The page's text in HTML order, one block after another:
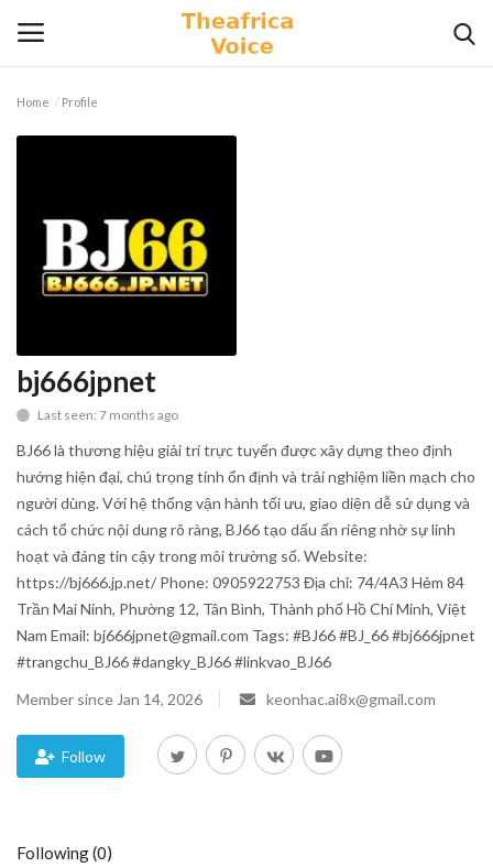
Contact
Lifestyle
Gallery
Blog
Trending
Fashion
Sitemap
News
Home Profile
bj666jpnet
Last seen: 7 months ago
BJ66 là thương hiệu giải trí trực tuyến được xây dựng theo định
hướng hiện đại, chú trọng tính ổn định và trải nghiệm liền mạch cho
người dùng. Với hệ thống vận hành tối ưu, giao diện dễ sử dụng và
cách tổ chức nội dung rõ ràng, BJ66 tạo dấu ấn riêng nhờ sự linh
hoạt và đáng tin cậy trong môi trường số. Website:
https://bj666.jp.net/ Phone: 0905922753 Địa chỉ: 74/4A3 Hẻm 84
Trần Mai Ninh, Phường 12, Tân Bình, Thành phố Hồ Chí Minh, Việt
Nam Email: bj666jpnet@gmail.com Tags: #BJ66 #BJ_66 #bj666jpnet
#trangchu_BJ66 #dangky_BJ66 #linkvao_BJ66
Member since Jan 14, 2026
keonhac.ai8x@gmail.com
Follow
Following (0)